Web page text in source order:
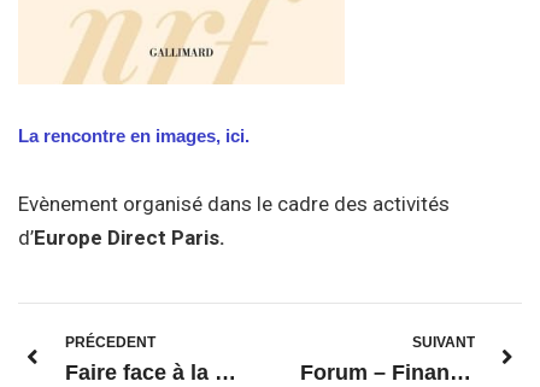
La rencontre en images, ici.
Evènement organisé dans le cadre des activités
d’Europe Direct Paris.
PRÉCEDENT
Faire face à la guerre
SUIVANT
Forum – Financements européens